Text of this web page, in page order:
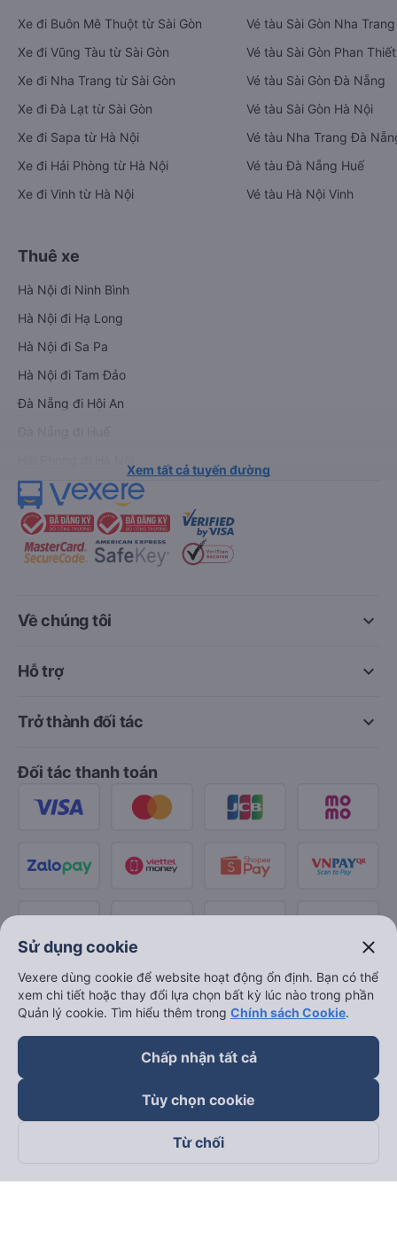
Xe đi Buôn Mê Thuột từ Sài Gòn
Xe đi Vũng Tàu từ Sài Gòn
Xe đi Nha Trang từ Sài Gòn
Xe đi Đà Lạt từ Sài Gòn
Xe đi Sapa từ Hà Nội
Xe đi Hải Phòng từ Hà Nội
Xe đi Vinh từ Hà Nội
Vé tàu Sài Gòn Nha Trang
Vé tàu Sài Gòn Phan Thiết
Vé tàu Sài Gòn Đà Nẵng
Vé tàu Sài Gòn Hà Nội
Vé tàu Nha Trang Đà
Vé tàu Đà Nẵng Huế
Vé tàu Hà Nội Vinh
Thuê xe
Hà Nội đi Ninh Bình
Hà Nội đi Hạ Long
Hà Nội đi Sa Pa
Hà Nội đi Tam Đảo
Đà Nẵng đi Hội An
Xem tất cả tuyến đường
keyboard_arrow_down
Về chúng tôi
keyboard_arrow_down
Hỗ trợ
keyboard_arrow_down
Trở thành đối tác
Đối tác thanh toán
Theo dõi chúng tôi trên
Sử dụng cookie close
Vexere dùng cookie để website hoạt động ổn định. Bạn có thể
xem chi tiết hoặc thay đổi lựa chọn bất kỳ lúc nào trong phần
Quản lý cookie. Tìm hiểu thêm trong Chính sách Cookie.
Chấp nhận tất cả
Tùy chọn cookie
Từ chối